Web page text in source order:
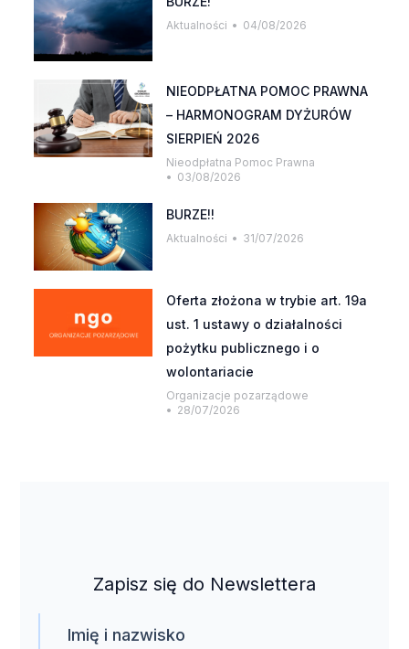
Aktualności 04/08/2026
NIEODPŁATNA POMOC PRAWNA
– HARMONOGRAM DYŻURÓW
SIERPIEŃ 2026
Nieodpłatna Pomoc Prawna
03/08/2026
BURZE!!
Aktualności 31/07/2026
Oferta złożona w trybie art. 19a
ust. 1 ustawy o działalności
pożytku publicznego i o
wolontariacie
Organizacje pozarządowe
28/07/2026
Zapisz się do Newslettera
Imię i nazwisko